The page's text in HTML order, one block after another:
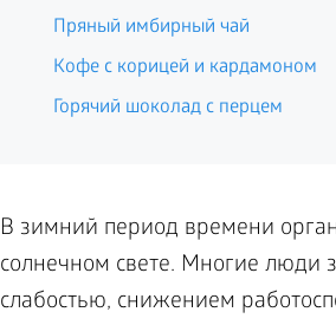
Пряный имбирный чай
Кофе с корицей и кардамоном
Горячий шоколад с перцем
В зимний период времени
солнечном свете. Многие люди
слабостью, снижением